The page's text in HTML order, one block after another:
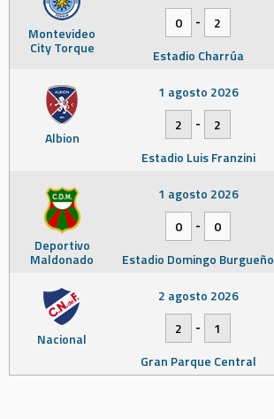
Montevideo
City Torque
0
-
2
Estadio Charrúa
Albion
1 agosto 2026
2
-
2
Estadio Luis Franzini
Deportivo
Maldonado
1 agosto 2026
0
-
0
Estadio Domingo Burgueño
Nacional
2 agosto 2026
2
-
1
Gran Parque Central